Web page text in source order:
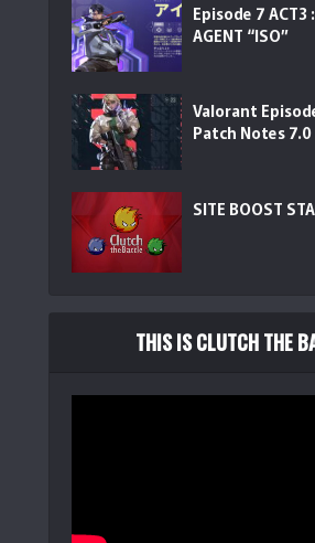
Episode 7 ACT3
AGENT “ISO”
Valorant
Patch Notes 7.0
SITE BOOST
THIS IS CLUTCH THE